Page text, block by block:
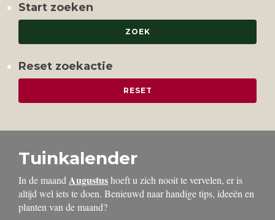
Start zoeken
Reset zoekactie
Tuinkalender
In de maand Augustushoeft u zich nooit te vervelen, er is
altijd wel iets te doen. Benieuwd naar handige tips, ideeën en
planten van de maand?